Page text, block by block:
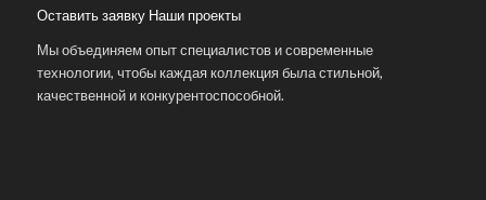
Оставить заявку Наши проекты
Мы объединяем опыт специалистов и современные
технологии, чтобы каждая коллекция была стильной,
качественной и конкурентоспособной.